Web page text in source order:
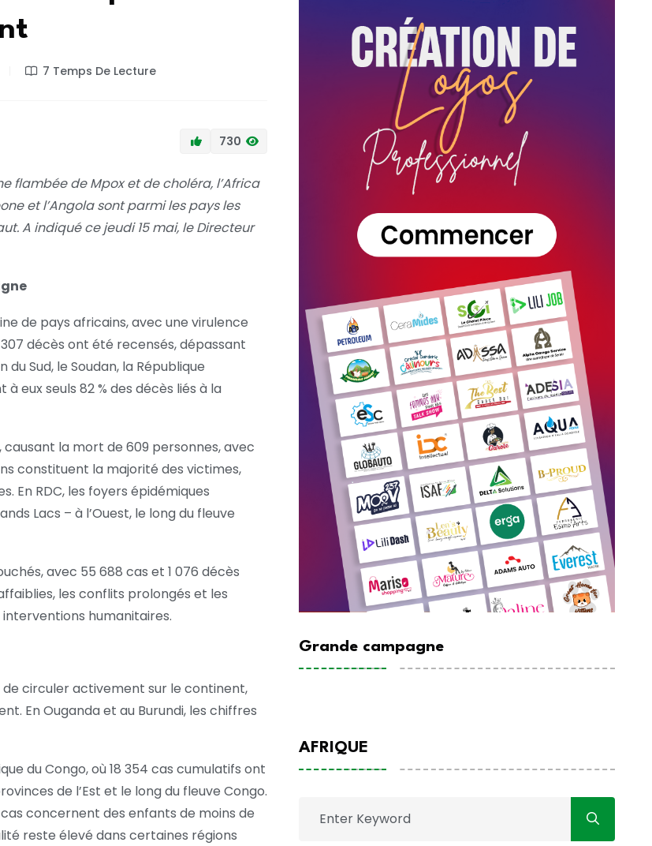
7 Temps De Lecture
730
flambée de Mpox et de choléra, l’Africa
et l’Angola sont parmi les pays les
A indiqué ce jeudi 15 mai, le Directeur
de pays africains, avec une virulence
décès ont été recensés, dépassant
Sud, le Soudan, la République
eux seuls 82 % des décès liés à la
causant la mort de 609 personnes, avec
constituent la majorité des victimes,
En RDC, les foyers épidémiques
Lacs – à l’Ouest, le long du fleuve
avec 55 688 cas et 1 076 décès
les conflits prolongés et les
humanitaires.
de circuler activement sur le continent,
En Ouganda et au Burundi, les chiffres
du Congo, où 18 354 cas cumulatifs ont
de l’Est et le long du fleuve Congo.
concernent des enfants de moins de
reste élevé dans certaines régions
Grande campagne
AFRIQUE